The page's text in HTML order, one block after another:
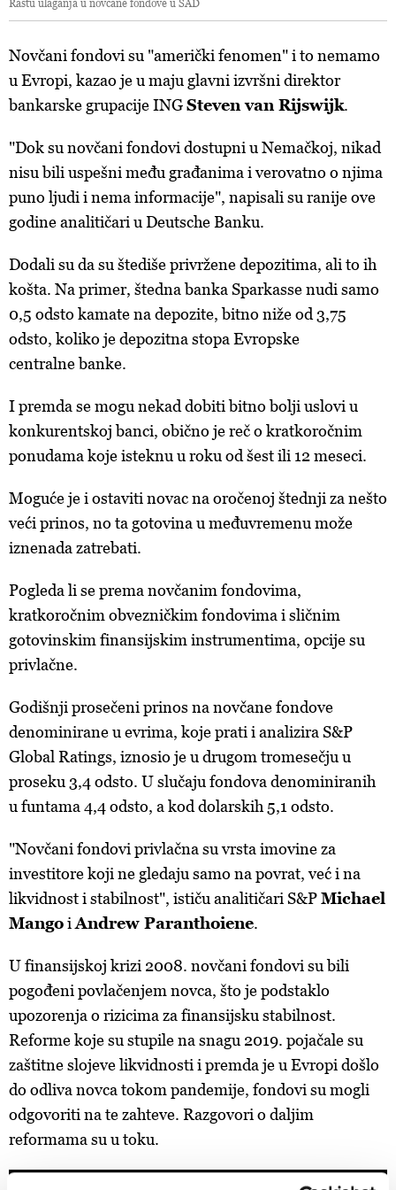
Rastu ulaganja u novčane fondove u SAD
Novčani fondovi su "američki fenomen" i to nemamo
u Evropi, kazao je u maju glavni izvršni direktor
bankarske grupacije INGSteven van Rijswijk.
"Dok su novčani fondovi dostupni u Nemačkoj, nikad
nisu bili uspešni među građanima i verovatno o njima
puno ljudi i nema informacije", napisali su ranije ove
godine analitičari u Deutsche Banku.
Dodali su da su štediše privržene depozitima, ali to ih
košta. Na primer, štedna banka Sparkasse nudi samo
0,5 odsto kamate na depozite, bitno niže od 3,75
odsto, koliko je depozitna stopa Evropske
centralne banke.
I premda se mogu nekad dobiti bitno bolji uslovi u
konkurentskoj banci, obično je reč o kratkoročnim
ponudama koje isteknu u roku od šest ili 12 meseci.
Moguće je i ostaviti novac na oročenoj štednji za nešto
veći prinos, no ta gotovina u međuvremenu može
iznenada zatrebati.
Pogleda li se prema novčanim fondovima,
kratkoročnim obvezničkim fondovima i sličnim
gotovinskim finansijskim instrumentima, opcije su
privlačne.
Godišnji prosečeni prinos na novčane fondove
denominirane u evrima, koje prati i analizira S&P
Global Ratings, iznosio je u drugom tromesečju u
proseku 3,4 odsto. U slučaju fondova denominiranih
u funtama 4,4 odsto, a kod dolarskih 5,1 odsto.
"Novčani fondovi privlačna su vrsta imovine za
investitore koji ne gledaju samo na povrat, već i na
likvidnost i stabilnost", ističu analitičari S&PMichael
Mangoi Andrew Paranthoiene.
U finansijskoj krizi 2008. novčani fondovi su bili
pogođeni povlačenjem novca, što je podstaklo
upozorenja o rizicima za finansijsku stabilnost.
Reforme koje su stupile na snagu 2019. pojačale su
zaštitne slojeve likvidnosti i premda je u Evropi došlo
do odliva novca tokom pandemije, fondovi su mogli
odgovoriti na te zahteve. Razgovori o daljim
reformama su u toku.